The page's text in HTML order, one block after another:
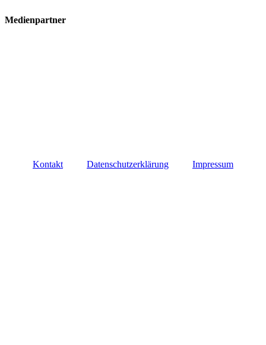
Medienpartner
Kontakt Datenschutzerklärung Impressum